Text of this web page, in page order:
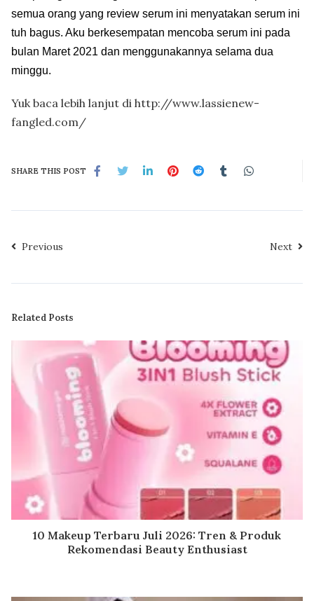
semua orang yang review serum ini menyatakan serum ini
tuh bagus. Aku berkesempatan mencoba serum ini pada
bulan Maret 2021 dan menggunakannya selama dua
minggu.
Yuk baca lebih lanjut di http://www.lassienew-
fangled.com/
SHARE THIS POST
Previous Next
Related Posts
10 Makeup Terbaru Juli 2026: Tren & Produk
Rekomendasi Beauty Enthusiast